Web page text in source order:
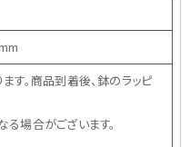
す。商品到着後、鉢のラッピ
場合がございます。